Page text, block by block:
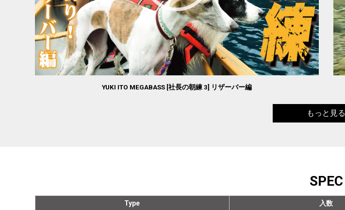
YUKI ITO MEGABASS [社長の朝練 3] リザーバー編
もっと見る
SPEC
Type 入数